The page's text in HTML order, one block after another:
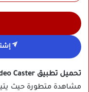
تحميل تطبيق Web Video Caster مهكر
مشاهدة متطورة حيث